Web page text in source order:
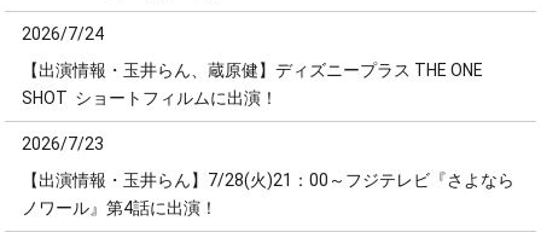
2026/7/24
【出演情報・玉井らん、蔵原健】ディズニープラス THE ONE
SHOT ショートフィルムに出演！
2026/7/23
【出演情報・玉井らん】7/28(火)21：00～フジテレビ『さよなら
ノワール』第4話に出演！